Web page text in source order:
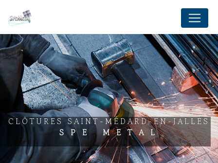
CLÔTURES SAINT-MÉDARD-EN-JALLES
SPE METAL